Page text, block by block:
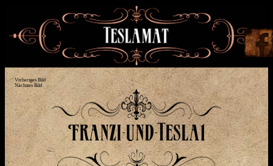
Vorheriges Bild
Nächstes Bild
Franzi-und-Tesla1